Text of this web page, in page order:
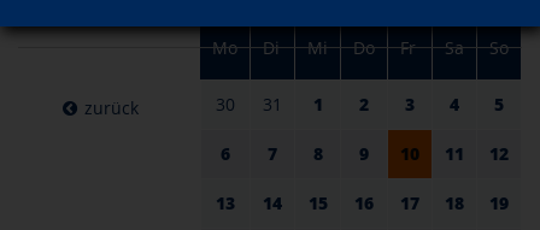
Mo Di Mi Do Fr Sa So
30 31 1 2 3 4 5
6 7 8 9 10 11 12
13 14 15 16 17 18 19
zurück